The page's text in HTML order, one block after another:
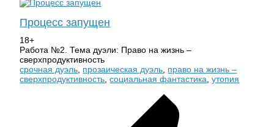
Процесс запущен
18+
Работа №2. Тема дуэли: Право на жизнь –
сверхпродуктивность
срочная дуэль прозаическая дуэль право на жизнь –
сверхпродуктивность ,социальная фантастика ,утопия